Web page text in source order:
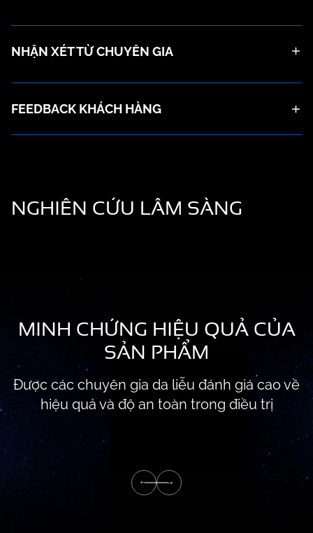
NHẬN XÉT TỪ CHUYÊN GIA
FEEDBACK KHÁCH HÀNG
NGHIÊN CỨU LÂM SÀNG
MINH CHỨNG HIỆU QUẢ CỦA
SẢN PHẨM
Được các chuyên gia da liễu đánh giá cao về
hiệu quả và độ an toàn trong điều trị